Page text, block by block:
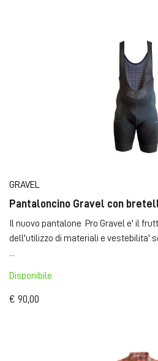
GRAVEL
Pantaloncino Gravel con
Il nuovo pantalone Pro Gravel e' il
dell'utilizzo di materiali e vestebilita'
Disponibile
€ 90,00